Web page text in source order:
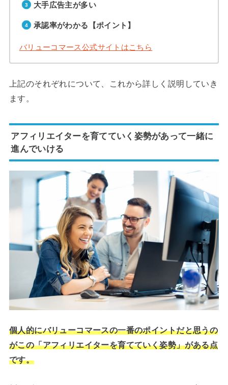
大手広告主が多い
承認率がわかる【ポイント】
バリューコマース公式サイトはこちら
上記のそれぞれについて、これから詳しく説明していき
ます。
アフィリエイターを育てていく姿勢があって一緒に
進んでいける
個人的にバリューコマースの一番のポイントだと思うの
がこの「アフィリエイターを育てていく姿勢」がある点
です。